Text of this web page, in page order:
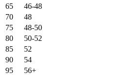
65
46-48
70
48
75
48-50
80
50-52
85
52
90
54
95
56+